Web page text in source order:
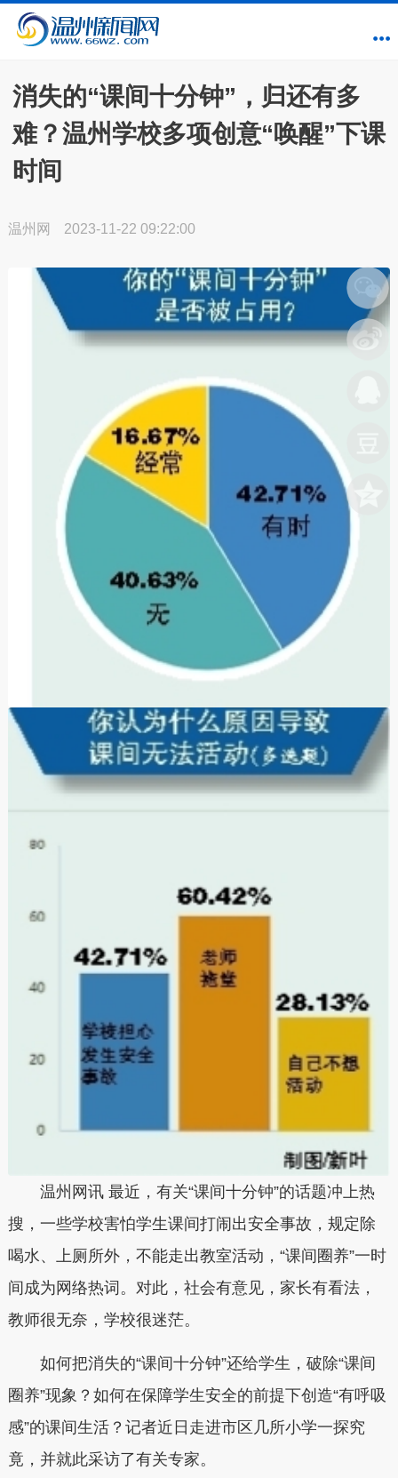
消失的“课间十分钟”，归还有多
难？温州学校多项创意“唤醒”下课
时间
温州网 2023-11-22 09:22:00
温州网讯 最近，有关“课间十分钟”的话题冲上热
搜，一些学校害怕学生课间打闹出安全事故，规定除
喝水、上厕所外，不能走出教室活动，“课间圈养”一时
间成为网络热词。对此，社会有意见，家长有看法，
教师很无奈，学校很迷茫。
如何把消失的“课间十分钟”还给学生，破除“课间
圈养”现象？如何在保障学生安全的前提下创造“有呼吸
感”的课间生活？记者近日走进市区几所小学一探究
竟，并就此采访了有关专家。